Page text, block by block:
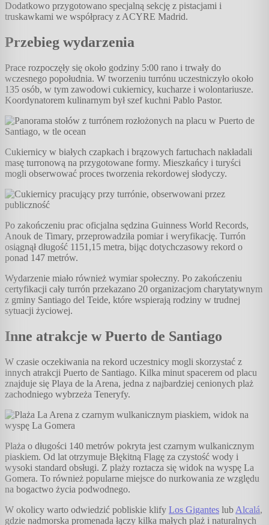
Dodatkowo przygotowano specjalną sekcję z pistacjami i
truskawkami we współpracy z ACYRE Madrid.
Przebieg wydarzenia
Prace rozpoczęły się około godziny 5:00 rano i trwały do
wczesnego popołudnia. W tworzeniu turrónu uczestniczyło około
135 osób, w tym zawodowi cukiernicy, kucharze i wolontariusze.
Koordynatorem kulinarnym był szef kuchni Pablo Pastor.
Cukiernicy w białych czapkach i brązowych fartuchach nakładali
masę turronową na przygotowane formy. Mieszkańcy i turyści
mogli obserwować proces tworzenia rekordowej słodyczy.
Po zakończeniu prac oficjalna sędzina Guinness World Records,
Anouk de Timary, przeprowadziła pomiar i weryfikację. Turrón
osiągnął długość 1151,15 metra, bijąc dotychczasowy rekord o
ponad 147 metrów.
Wydarzenie miało również wymiar społeczny. Po zakończeniu
certyfikacji cały turrón przekazano 20 organizacjom charytatywnym
z gminy Santiago del Teide, które wspierają rodziny w trudnej
sytuacji życiowej.
Inne atrakcje w Puerto de Santiago
W czasie oczekiwania na rekord uczestnicy mogli skorzystać z
innych atrakcji Puerto de Santiago. Kilka minut spacerem od placu
znajduje się Playa de la Arena, jedna z najbardziej cenionych plaż
zachodniego wybrzeża Teneryfy.
Plaża o długości 140 metrów pokryta jest czarnym wulkanicznym
piaskiem. Od lat otrzymuje Błękitną Flagę za czystość wody i
wysoki standard obsługi. Z plaży roztacza się widok na wyspę La
Gomera. To również popularne miejsce do nurkowania ze względu
na bogactwo życia podwodnego.
W okolicy warto odwiedzić pobliskie klify Los Gigantes lub Alcalá,
gdzie nadmorska promenada łączy kilka małych plaż i naturalnych